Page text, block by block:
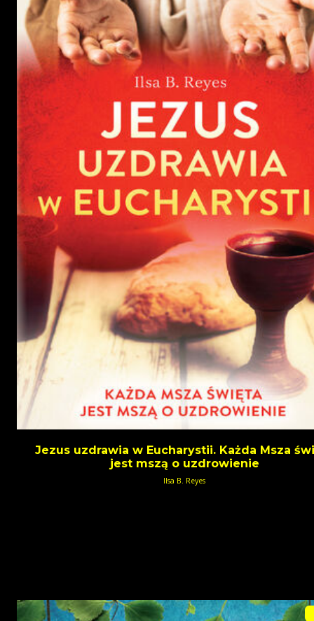
Jezus uzdrawia w Eucharystii. Każda Msza
jest mszą o uzdrowienie
Ilsa B. Reyes